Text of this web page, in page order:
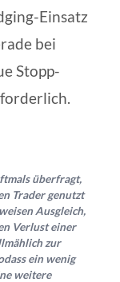
Einsatz
bei
Stopp-
überfragt,
Trader genutzt
Ausgleich,
Verlust einer
zur
ein wenig
weitere